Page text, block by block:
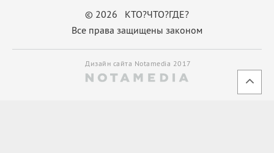
© 2026 КТО?ЧТО?ГДЕ?
Все права защищены законом
Дизайн сайта Notamedia 2017